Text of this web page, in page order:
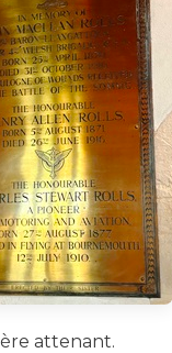
attenant.